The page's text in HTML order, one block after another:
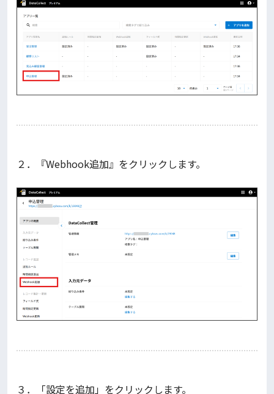
２．『Webhook追加』をクリックします。
３．「設定を追加」をクリックします。